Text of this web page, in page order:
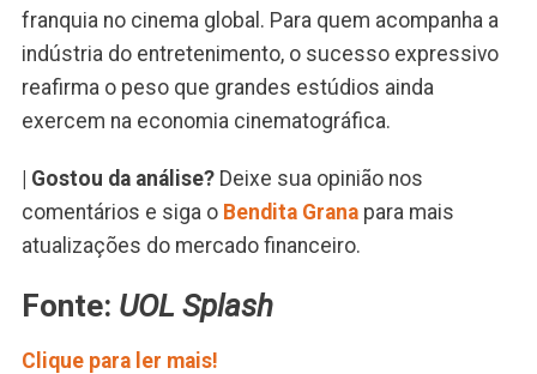
franquia no cinema global. Para quem acompanha a
indústria do entretenimento, o sucesso expressivo
reafirma o peso que grandes estúdios ainda
exercem na economia cinematográfica.
| Gostou da análise?Deixe sua opinião nos
comentários e siga o Bendita Granapara mais
atualizações do mercado financeiro.
Fonte: UOL Splash
Clique para ler mais!